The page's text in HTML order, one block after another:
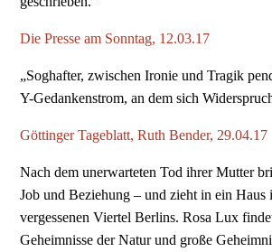
Die Presse am Sonntag, 12.03.17
„Soghafter, zwischen Ironie und Tragik
Y-Gedankenstrom, an dem sich
Göttinger Tageblatt, Ruth Bender, 29.04.17
Nach dem unerwarteten Tod ihrer Mutter
Job und Beziehung – und zieht in ein Haus
vergessenen Viertel Berlins. Rosa Lux
Geheimnisse der Natur und große